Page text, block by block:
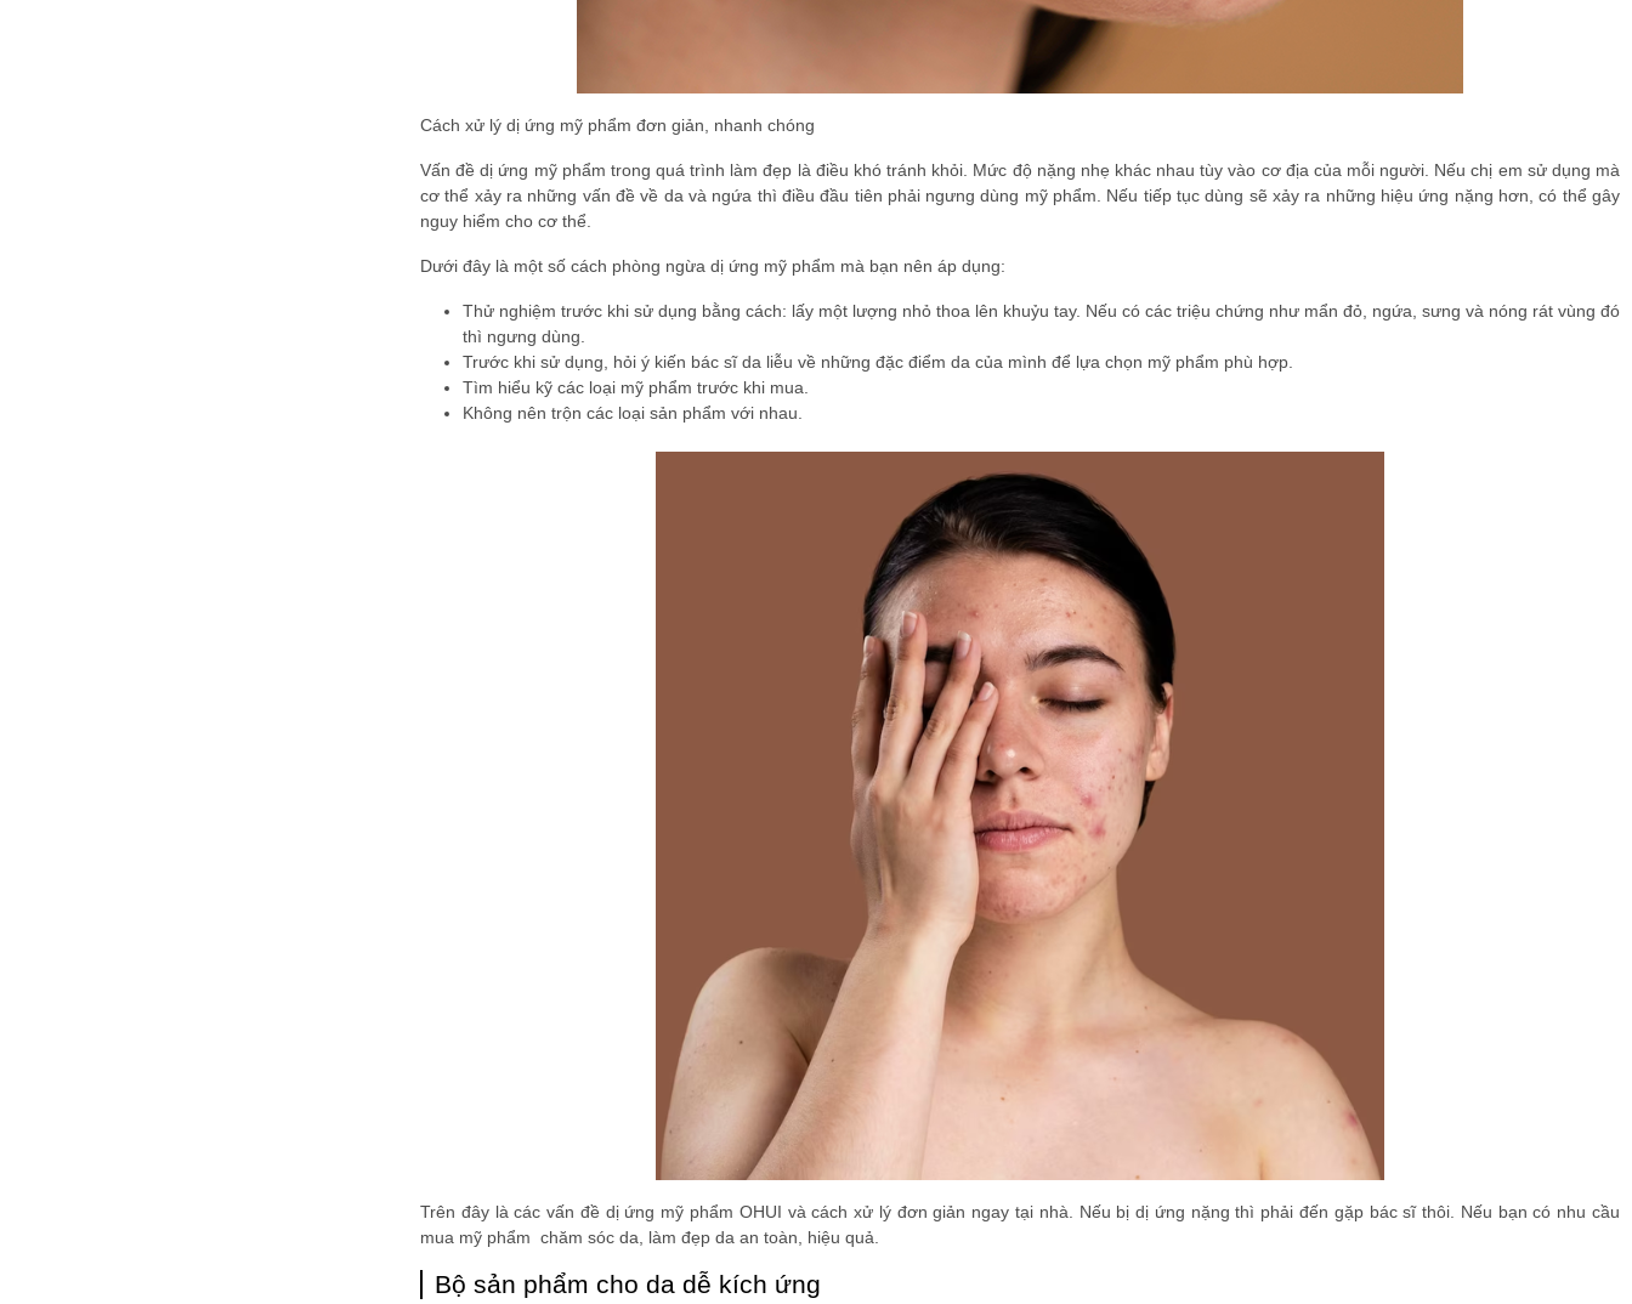
Cách xử lý dị ứng mỹ phẩm đơn giản, nhanh chóng
Vấn đề dị ứng mỹ phẩm trong quá trình làm đẹp là điều khó tránh khỏi. Mức độ nặng nhẹ khác nhau tùy vào cơ địa của mỗi người. Nếu chị em sử dụng mà
cơ thể xảy ra những vấn đề về da và ngứa thì điều đầu tiên phải ngưng dùng mỹ phẩm. Nếu tiếp tục dùng sẽ xảy ra những hiệu ứng nặng hơn, có thể gây
nguy hiểm cho cơ thể.
Dưới đây là một số cách phòng ngừa dị ứng mỹ phẩm mà bạn nên áp dụng:
Thử nghiệm trước khi sử dụng bằng cách: lấy một lượng nhỏ thoa lên khuỷu tay. Nếu có các triệu chứng như mẩn đỏ, ngứa, sưng và nóng rát vùng đó
thì ngưng dùng.
Trước khi sử dụng, hỏi ý kiến bác sĩ da liễu về những đặc điểm da của mình để lựa chọn mỹ phẩm phù hợp.
Tìm hiểu kỹ các loại mỹ phẩm trước khi mua.
Không nên trộn các loại sản phẩm với nhau.
Trên đây là các vấn đề dị ứng mỹ phẩm OHUI và cách xử lý đơn giản ngay tại nhà. Nếu bị dị ứng nặng thì phải đến gặp bác sĩ thôi. Nếu bạn có nhu cầu
mua mỹ phẩm chăm sóc da, làm đẹp da an toàn, hiệu quả.
Bộ sản phẩm cho da dễ kích ứng